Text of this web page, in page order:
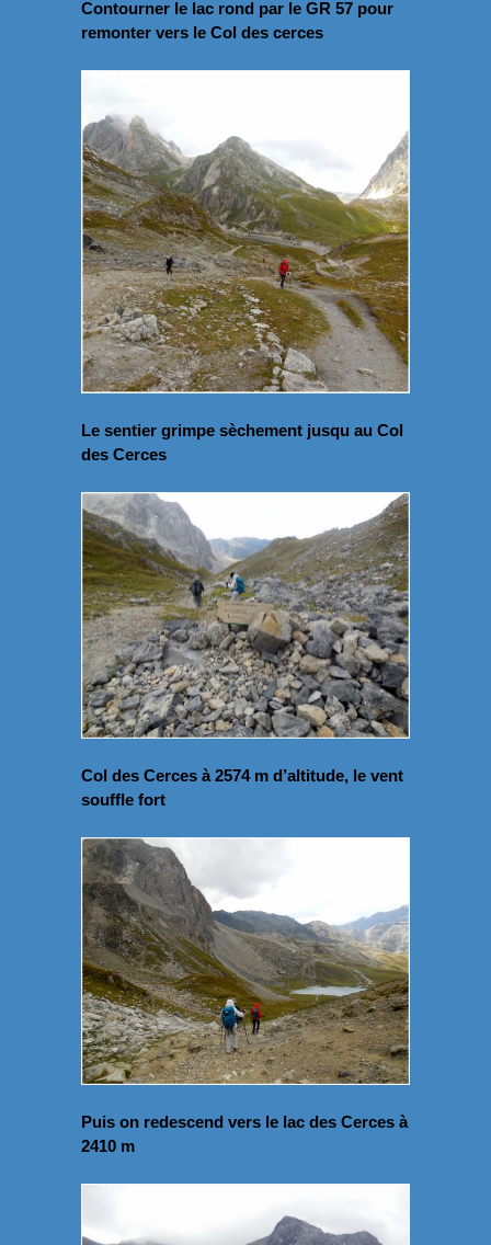
Contourner le lac rond par le GR 57 pour
remonter vers le Col des cerces
Le sentier grimpe sèchement jusqu au Col
des Cerces
Col des Cerces à 2574 m d’altitude, le vent
souffle fort
Puis on redescend vers le lac des Cerces à
2410 m